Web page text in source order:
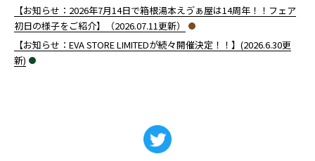
【お知らせ：2026年7月14日で箱根湯本えゔぁ屋は14周年！！フェア
初日の様子をご紹介】（2026.07.11更新）
【お知らせ：EVA STORE LIMITEDが続々開催決定！！】(2026.6.30更
新)